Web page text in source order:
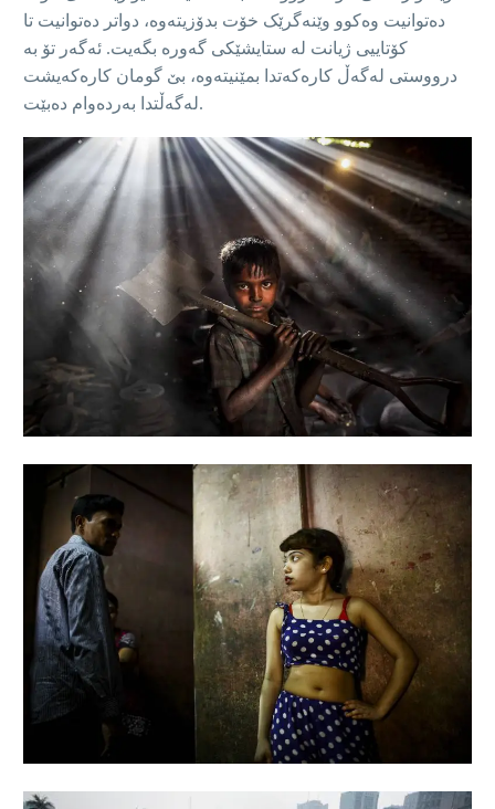
دەتوانیت وەکوو وێنەگرێک خۆت بدۆزیتەوە، دواتر دەتوانیت تا
کۆتاييی ژیانت له‌ ستایشێکی گه‌وره‌ بگەیت. ئەگەر تۆ بە
درووستی له‌گه‌ڵ کارەکەتدا بمێنیتەوە، بێ گومان کارەکەيشت
له‌گه‌ڵتدا به‌رده‌وام ده‌بێت.